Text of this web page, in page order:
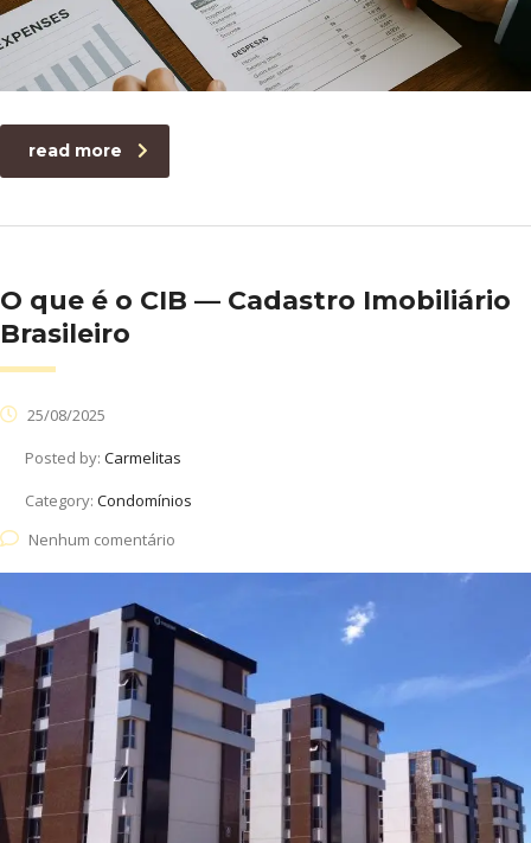
read more
O que é o CIB — Cadastro Imobiliário
Brasileiro
25/08/2025
Posted by: Carmelitas
Category: Condomínios
Nenhum comentário